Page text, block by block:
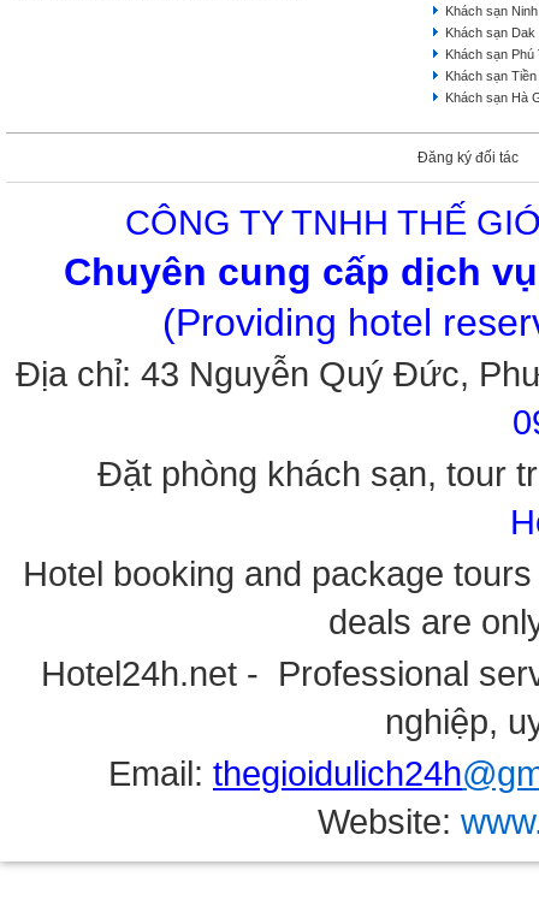
Khách sạn
Khách sạn Dak
Khách sạn Phú
Khách sạn
Khách sạn Hà
Đăng ký đối tác
CÔNG TY TNHH THẾ
Chuyên cung cấp dịch
(Providing hotel
Địa chỉ: 43 Nguyễn Quý Đức,
Đặt phòng khách sạn, tour
Hotel booking and package
deals are
Hotel24h.net - Professional
nghiệp,
Email: thegioidulich24h
Website: